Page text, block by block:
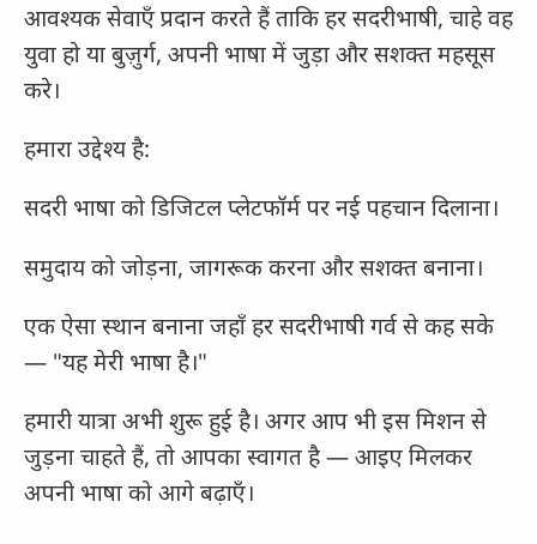
आवश्यक सेवाएँ प्रदान करते हैं ताकि हर सदरीभाषी, चाहे वह
युवा हो या बुज़ुर्ग, अपनी भाषा में जुड़ा और सशक्त महसूस
करे।
हमारा उद्देश्य है:
सदरी भाषा को डिजिटल प्लेटफॉर्म पर नई पहचान दिलाना।
समुदाय को जोड़ना, जागरूक करना और सशक्त बनाना।
एक ऐसा स्थान बनाना जहाँ हर सदरीभाषी गर्व से कह सके
— "यह मेरी भाषा है।"
हमारी यात्रा अभी शुरू हुई है। अगर आप भी इस मिशन से
जुड़ना चाहते हैं, तो आपका स्वागत है — आइए मिलकर
अपनी भाषा को आगे बढ़ाएँ।